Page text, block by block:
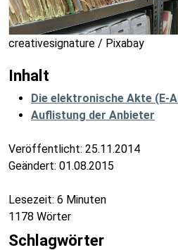
creativesignature / Pixabay
Inhalt
Die elektronische Akte (E-
Auflistung der Anbieter
Veröffentlicht: 25.11.2014
Geändert: 01.08.2015
Lesezeit: 6 Minuten
1178 Wörter
Schlagwörter